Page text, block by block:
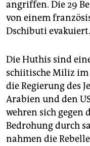
angriffen. Die 29
von einem
Dschibuti evakuiert.
Die Huthis sind
schiitische Miliz im
die Regierung des
Arabien und den
wehren sich gegen
Bedrohung durch
nahmen die